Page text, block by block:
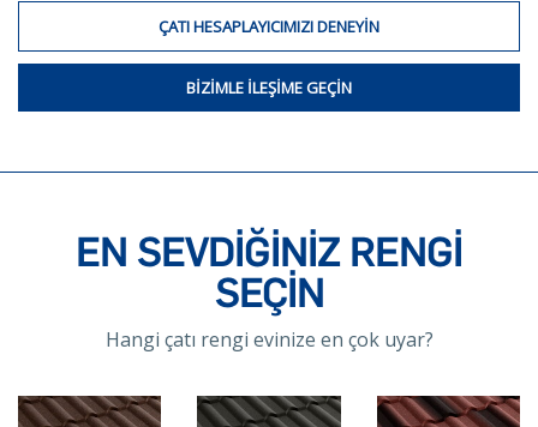
ÇATI HESAPLAYICIMIZI DENEYIN
BIZIMLE ILEŞIME GEÇIN
EN SEVDİĞİNİZ RENGİ
SEÇİN
Hangi çatı rengi evinize en çok uyar?